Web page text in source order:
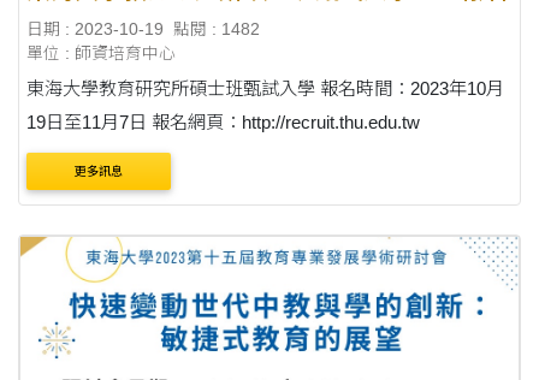
日期 : 2023-10-19
點閱 : 1482
單位 : 師資培育中心
東海大學教育研究所碩士班甄試入學 報名時間：2023年10月
19日至11月7日 報名網頁：http://recruit.thu.edu.tw
更多訊息